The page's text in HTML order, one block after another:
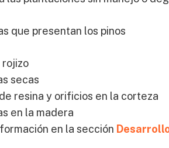
que presentan los pinos
secas
resina y orificios en la corteza
en la madera
en la sección